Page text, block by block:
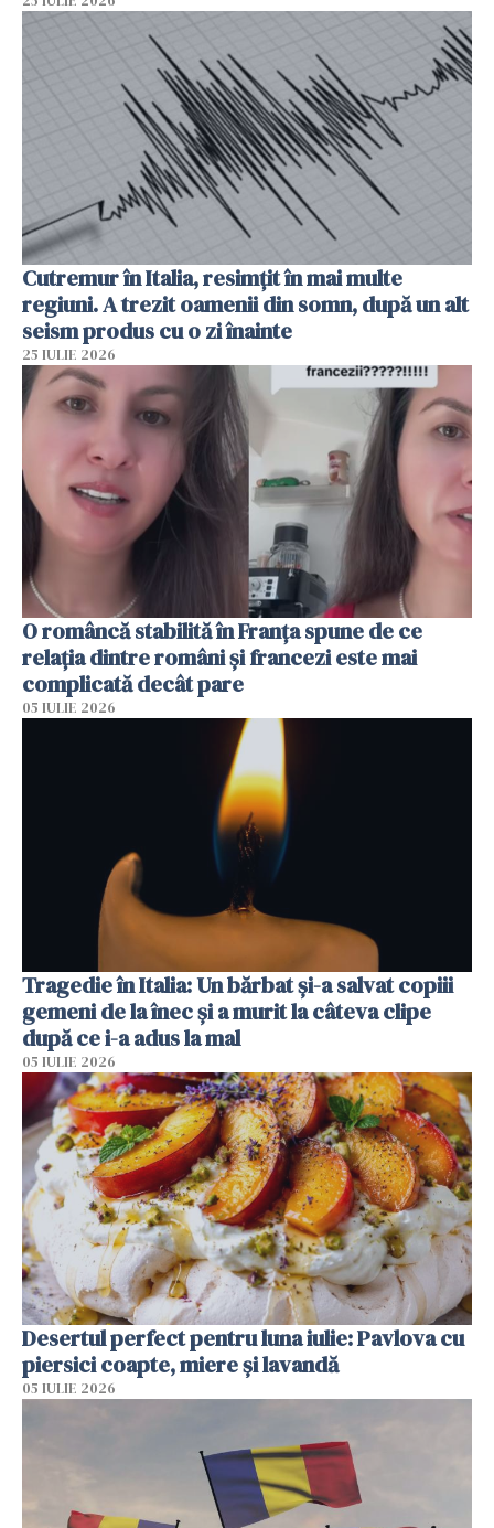
Cutremur în Italia, resimțit în mai multe
regiuni. A trezit oamenii din somn, după un alt
seism produs cu o zi înainte
25 IULIE 2026
O româncă stabilită în Franța spune de ce
relația dintre români și francezi este mai
complicată decât pare
05 IULIE 2026
Tragedie în Italia: Un bărbat și-a salvat copiii
gemeni de la înec și a murit la câteva clipe
după ce i-a adus la mal
05 IULIE 2026
Desertul perfect pentru luna iulie: Pavlova cu
piersici coapte, miere și lavandă
05 IULIE 2026